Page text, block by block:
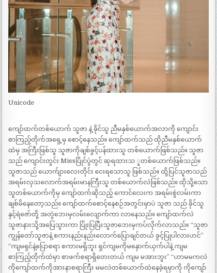
Unicode
ကျော်ထက်တစ်ယောက် သူဇာ နဲ့ ခိုင်သူ ညီမနှစ်ယောက်အလာကို ကျောင်း
စာကြည့်တိုက်အရှေ့မှ စောင့်နေသည်။ ကျော်ထက်သည် ထိုညီမနှစ်ယောက်
ထဲမှ အကြီးဖြစ်သူ သူဇာကိုချစ်ခွင့်ပန်ထားသူ တစ်ယောက်ဖြစ်သည်။ သူဇာ
သည် ကျောင်းတွင်း Missပြိုင်ပွဲတွင် ဆုရထားသ ူတစ်ယောက်ဖြစ်သည်။
သူဇာသည် ယောက်ျားလေးတိုင်း ငေးရသောသူ ဖြစ်သည်။ ထို့ပြင်သူဇာသည်
အရမ်းလှသလောက်အရမ်းမာနကြီးသူ တစ်ယောက်လဲဖြစ်သည်။ ထိုသို့သော
သူတစ်ယောက်ကိုမှ ကျော်ထက်ဆိုသည့် ကောင်လေးက အရမ်းစွဲလမ်းကာ
ချစ်မိနေတော့သည်။ ကျော်ထက်စောင့်နေစဉ်အတွင်းမှာပဲ သူဇာ သည် ခိုင်သူ
နှင့်ရဲဇော်တို့ အတွဲဘေးမှလမ်းလျောက်ကာ လာနေသည်။ ကျော်ထက်လဲ
သူဇာနားသို့အပြေသွားကာ ပြုံးပြပြီးသူဇာဘေးမှကပ်လိုက်လာသည်။ “သူဇာ
ကျွန်တော်သူဇာနဲ့ စကားနည်းနည်းလောက်ပြောချင်တယ် ခွင့်ပြုပါလားဟင်”
“ကျမရှင်နဲ့ပြောစရာ စကားမရှိဘူး ရှင်ကျမကိုမနှောက်ယှက်ပါနဲ့ ကျမ
စာကြည့်တိုက်ထဲမှာ စာဖက်စရာရှိတေးတယ် ကျမ မအားဘူး” “ဟာမမကလဲ
ကိုကျော်ထက်ကိုအားနာစရာကြီး မမလဲတစ်ယောက်ထဲနေခဲ့ရမှာကို ကိုကျော်